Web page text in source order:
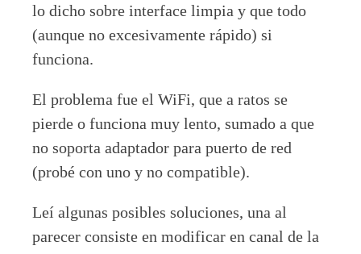
lo dicho sobre interface limpia y que todo
(aunque no excesivamente rápido) si
funciona.
El problema fue el WiFi, que a ratos se
pierde o funciona muy lento, sumado a que
no soporta adaptador para puerto de red
(probé con uno y no compatible).
Leí algunas posibles soluciones, una al
parecer consiste en modificar en canal de la